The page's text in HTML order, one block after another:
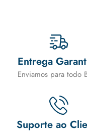
Entrega
Enviamos para todo
Suporte ao